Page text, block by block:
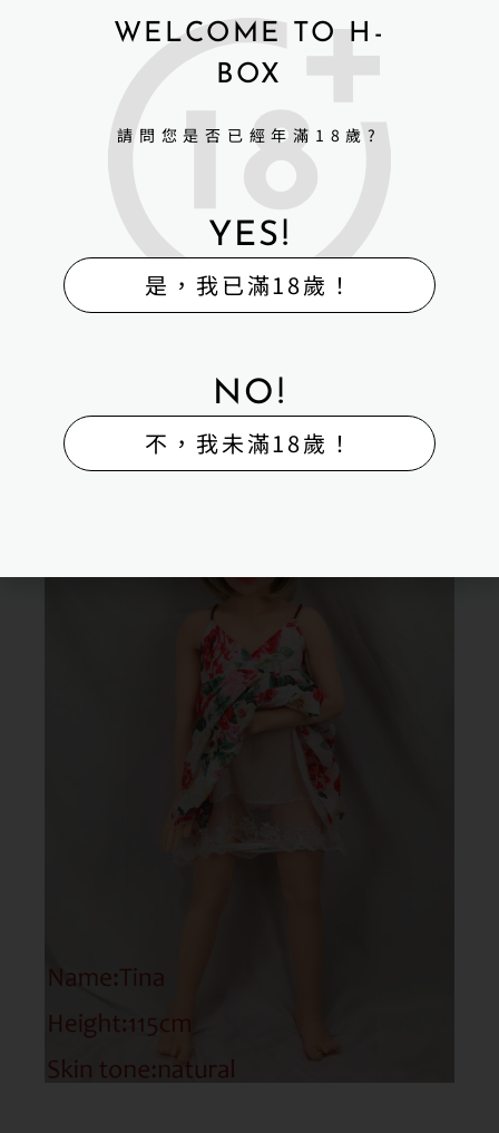
WELCOME TO H-
BOX
請問您是否已經年滿18歲?
YES!
是，我已滿18歲！
NO!
不，我未滿18歲！